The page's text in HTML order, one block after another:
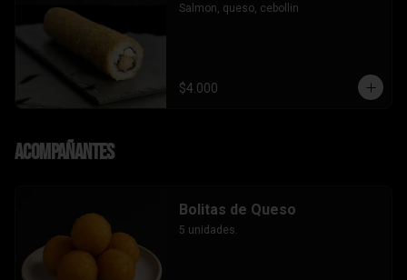
Salmon, queso, cebollin
$4.000
Acompañantes
Bolitas de Queso
5 unidades.